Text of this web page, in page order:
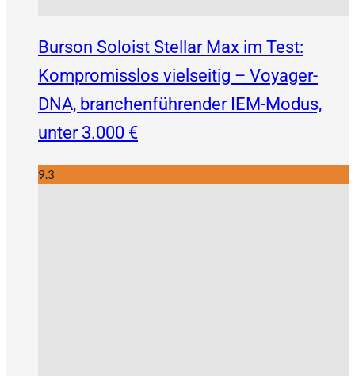
Burson Soloist Stellar Max im Test:
Kompromisslos vielseitig – Voyager-
DNA, branchenführender IEM-Modus,
unter 3.000 €
9.3